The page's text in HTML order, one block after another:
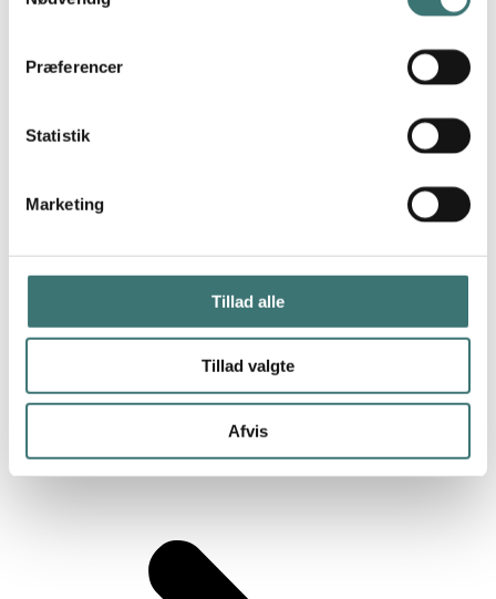
Præferencer
Statistik
Marketing
Tillad alle
Tillad valgte
Afvis